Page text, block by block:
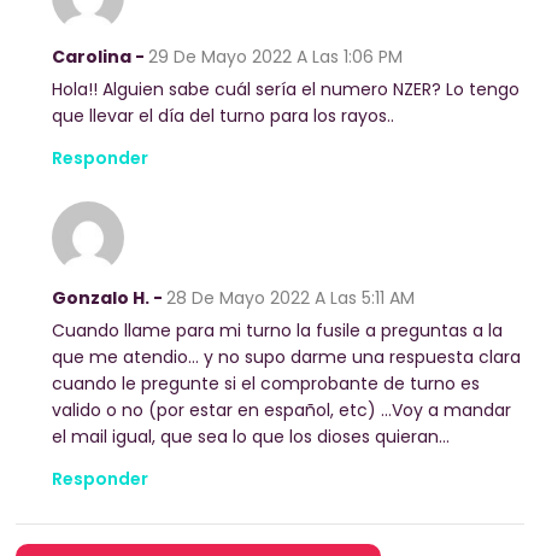
Carolina - 29 De Mayo 2022 A Las 1:06 PM
Hola!! Alguien sabe cuál sería el numero NZER? Lo tengo
que llevar el día del turno para los rayos..
Responder
Gonzalo H. - 28 De Mayo 2022 A Las 5:11 AM
Cuando llame para mi turno la fusile a preguntas a la
que me atendio… y no supo darme una respuesta clara
cuando le pregunte si el comprobante de turno es
valido o no (por estar en español, etc) …Voy a mandar
el mail igual, que sea lo que los dioses quieran…
Responder